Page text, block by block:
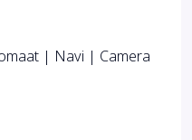
| Navi | Camera